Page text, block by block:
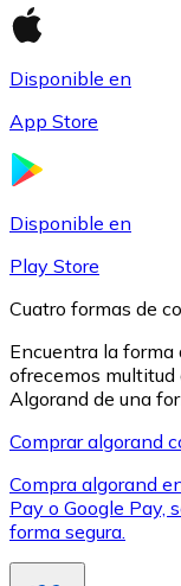
Litecoin
LTC
Ver todo
Disponible en
App Store
Disponible en
Play Store
Cuatro formas de
Encuentra la
ofrecemos multitud
Algorand de una
Comprar algorand
Compra algorand
Pay o Google Pay,
forma segura.